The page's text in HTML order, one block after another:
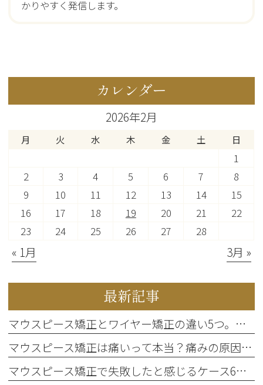
かりやすく発信します。
カレンダー
2026年2月
月 火 水 木 金 土 日
1
2
3 4 5 6 7
8
9
10 11 12 13 14
15
16
17 18 19 20 21
22
23
24 25 26 27 28
« 1月 3月 »
最新記事
マウスピース矯正とワイヤー矯正の違い5つ。それぞれの特徴・メリット・注意点も
マウスピース矯正は痛いって本当？痛みの原因や対処法、NG行動を解説します
マウスピース矯正で失敗したと感じるケース6つ。失敗を防ぐポイントも解説します